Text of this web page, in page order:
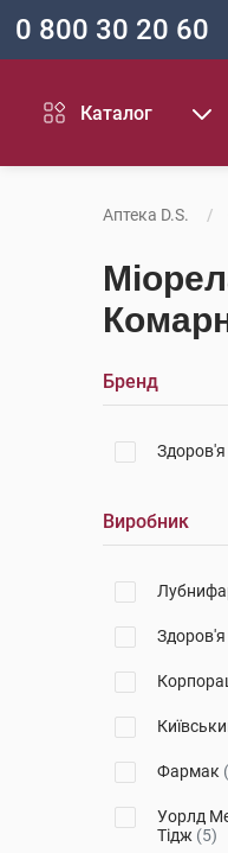
0 800 30 20 60
Каталог
Аптека D.S.
Бренд
Здоров'я
Виробник
Фармак
Уорлд
Тідж (5)